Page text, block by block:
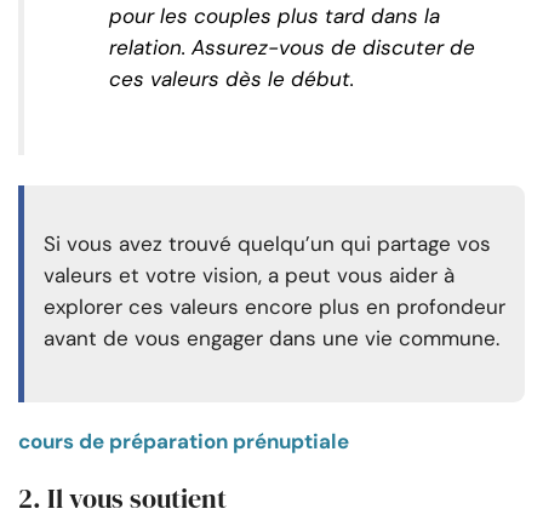
pour les couples plus tard dans la
relation. Assurez-vous de discuter de
ces valeurs dès le début.
Si vous avez trouvé quelqu’un qui partage vos
valeurs et votre vision, a peut vous aider à
explorer ces valeurs encore plus en profondeur
avant de vous engager dans une vie commune.
cours de préparation prénuptiale
2. Il vous soutient